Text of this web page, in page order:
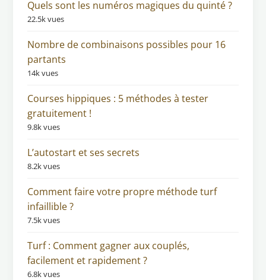
Quels sont les numéros magiques du quinté ?
22.5k vues
Nombre de combinaisons possibles pour 16
partants
14k vues
Courses hippiques : 5 méthodes à tester
gratuitement !
9.8k vues
L’autostart et ses secrets
8.2k vues
Comment faire votre propre méthode turf
infaillible ?
7.5k vues
Turf : Comment gagner aux couplés,
facilement et rapidement ?
6.8k vues